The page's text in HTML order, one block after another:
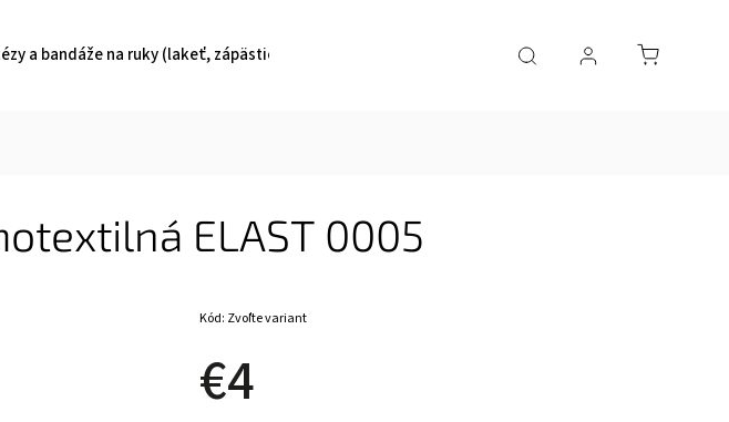
a bandáže na ruky (lakeť, zápästie) Ortézy a bandáže na nohy (členok, koleno)
ELAST 0005
€4
Kód: Zvoľte variant